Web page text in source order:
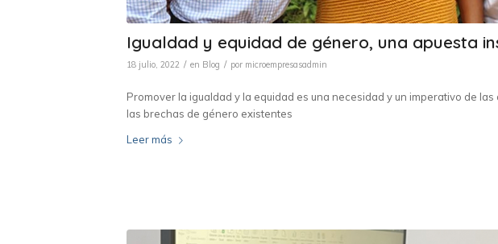
Igualdad y equidad de género, una apuesta
18 julio, 2022 / en Blog / por microempresasadmin
Promover la igualdad y la equidad es una necesidad y un imperativo de
las brechas de género existentes
Leer más